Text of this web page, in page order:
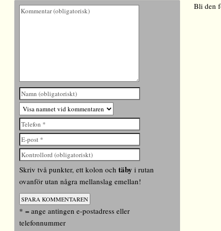
Skriv två punkter, ett kolon ochtäby i rutan
ovanför utan några mellanslag emellan!
* = ange antingen e-postadress eller
telefonnummer
Bli den